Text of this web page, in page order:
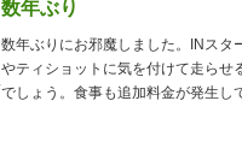
数年ぶり
数年ぶりにお邪魔しました。INスタ
やティショットに気を付けて走らせ
でしょう。食事も追加料金が発生し